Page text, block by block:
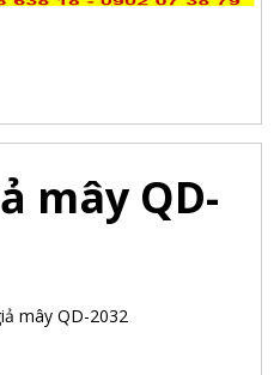
mây QD-
mây QD-2032